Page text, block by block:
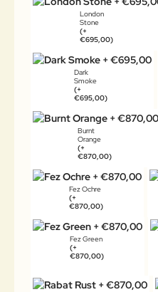
London
Stone
(+
€695,00)
Dark
Smoke
(+
€695,00)
Burnt
Orange
(+
€870,00)
Fez Ochre
(+
€870,00)
Fez Green
(+
€870,00)